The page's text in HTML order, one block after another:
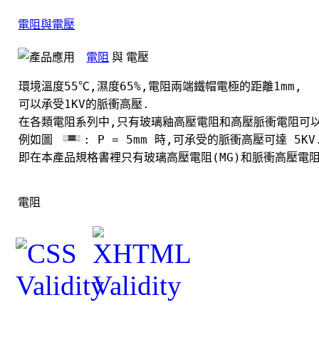
電阻與電壓
電阻 與 電壓
環境溫度55℃,濕度65%,電阻兩端鐵帽電極的距離1mm,
可以承受1KV的脈衝高壓.
在各類電阻系列中,只有玻璃釉高壓電阻和高壓脈衝電阻可
例如圖
: P = 5mm 時,可承受的脈衝高壓可達
即在本產品規格書裡只有玻璃高壓電阻(MG)和脈衝高壓
電阻